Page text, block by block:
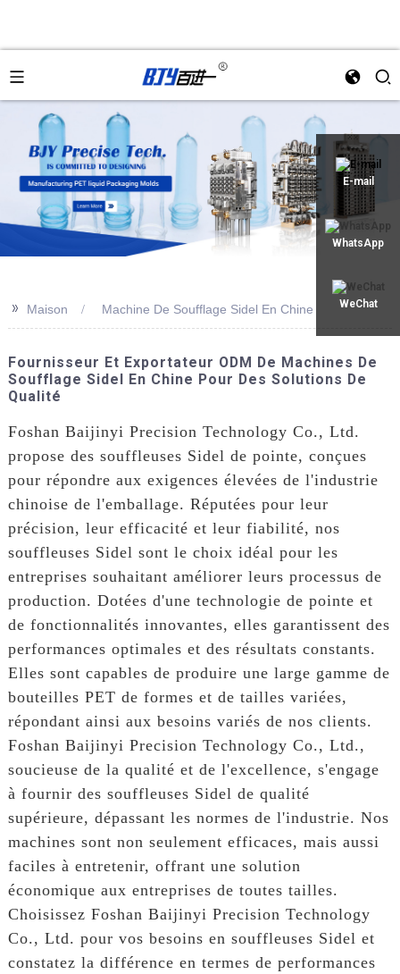
E-mail
WhatsApp
WeChat
>> Maison Machine De Soufflage Sidel En Chine
Fournisseur Et Exportateur ODM De Machines De
Soufflage Sidel En Chine Pour Des Solutions De
Qualité
Foshan Baijinyi Precision Technology Co., Ltd.
propose des souffleuses Sidel de pointe, conçues
pour répondre aux exigences élevées de l'industrie
chinoise de l'emballage. Réputées pour leur
précision, leur efficacité et leur fiabilité, nos
souffleuses Sidel sont le choix idéal pour les
entreprises souhaitant améliorer leurs processus de
production. Dotées d'une technologie de pointe et
de fonctionnalités innovantes, elles garantissent des
performances optimales et des résultats constants.
Elles sont capables de produire une large gamme de
bouteilles PET de formes et de tailles variées,
répondant ainsi aux besoins variés de nos clients.
Foshan Baijinyi Precision Technology Co., Ltd.,
soucieuse de la qualité et de l'excellence, s'engage
à fournir des souffleuses Sidel de qualité
supérieure, dépassant les normes de l'industrie. Nos
machines sont non seulement efficaces, mais aussi
faciles à entretenir, offrant une solution
économique aux entreprises de toutes tailles.
Choisissez Foshan Baijinyi Precision Technology
Co., Ltd. pour vos besoins en souffleuses Sidel et
constatez la différence en termes de performances